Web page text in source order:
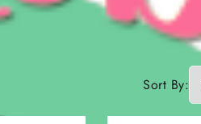
Sort By: